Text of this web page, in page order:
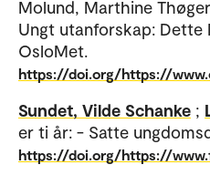
Molund, Marthine
Ungt utanforskap:
OsloMet.
https://doi.org/https://
Sundet, Vilde Schanke ;
er ti år: - Satte
https://doi.org/https://